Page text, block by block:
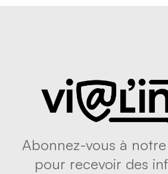
Abonnez-vous à
pour recevoir des